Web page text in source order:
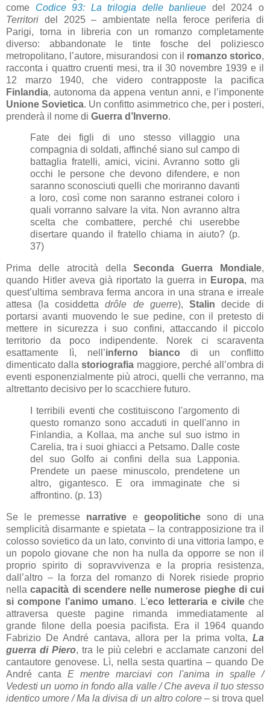
come Codice 93: La trilogia delle banlieue del 2024 o
Territori del 2025 – ambientate nella feroce periferia di
Parigi, torna in libreria con un romanzo completamente
diverso: abbandonate le tinte fosche del poliziesco
metropolitano, l’autore, misurandosi con il romanzo storico,
racconta i quattro cruenti mesi, tra il 30 novembre 1939 e il
12 marzo 1940, che videro contrapposte la pacifica
Finlandia, autonoma da appena ventun anni, e l’imponente
Unione Sovietica. Un confitto asimmetrico che, per i posteri,
prenderà il nome di Guerra d’Inverno.
Fate dei figli di uno stesso villaggio una
compagnia di soldati, affinché siano sul campo di
battaglia fratelli, amici, vicini. Avranno sotto gli
occhi le persone che devono difendere, e non
saranno sconosciuti quelli che moriranno davanti
a loro, così come non saranno estranei coloro i
quali vorranno salvare la vita. Non avranno altra
scelta che combattere, perché chi userebbe
disertare quando il fratello chiama in aiuto? (p.
37)
Prima delle atrocità dellaSeconda Guerra Mondiale,
quando Hitler aveva già riportato la guerra in Europa, ma
quest’ultima sembrava ferma ancora in una strana e irreale
attesa (la cosiddettadrôle de guerre), Stalin decide di
portarsi avanti muovendo le sue pedine, con il pretesto di
mettere in sicurezza i suo confini, attaccando il piccolo
territorio da poco indipendente. Norek ci scaraventa
esattamente lì, nell’inferno bianco di un conflitto
dimenticato dallastoriografia maggiore, perché all’ombra di
eventi esponenzialmente più atroci, quelli che verranno, ma
altrettanto decisivo per lo scacchiere futuro.
I terribili eventi che costituiscono l'argomento di
questo romanzo sono accaduti in quell'anno in
Finlandia, a Kollaa, ma anche sul suo istmo in
Carelia, tra i suoi ghiacci a Petsamo. Dalle coste
del suo Golfo ai confini della sua Lapponia.
Prendete un paese minuscolo, prendetene un
altro, gigantesco. E ora immaginate che si
affrontino. (p. 13)
Se le premesse narrative e geopolitiche sono di una
semplicità disarmante e spietata – la contrapposizione tra il
colosso sovietico da un lato, convinto di una vittoria lampo, e
un popolo giovane che non ha nulla da opporre se non il
proprio spirito di sopravvivenza e la propria resistenza,
dall’altro – la forza del romanzo di Norek risiede proprio
nellacapacità di scendere nelle numerose pieghe di cui
si compone l’animo umano. L'eco letteraria e civileche
attraversa queste pagine rimanda immediatamente al
grande filone della poesia pacifista. Era il 1964 quando
Fabrizio De André cantava, allora per la prima volta, La
guerra di Piero, tra le più celebri e acclamate canzoni del
cantautore genovese. Lì, nella sesta quartina – quando De
André canta E mentre marciavi con l'anima in spalle /
Vedesti un uomo in fondo alla valle / Che aveva il tuo stesso
identico umore / Ma la divisa di un altro colore– si trova quel